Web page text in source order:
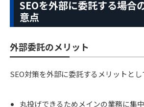
SEOを外部に委託する場合
意点
外部委託のメリット
SEO対策を外部に委託するメリットとし
丸投げできるためメインの業務に集